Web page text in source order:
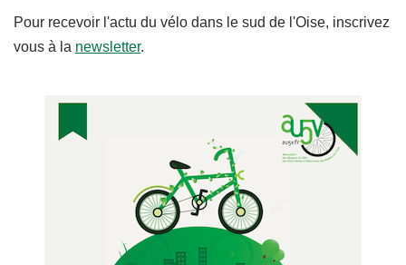
Pour recevoir l'actu du vélo dans le sud de l'Oise, inscrivez
vous à la newsletter.